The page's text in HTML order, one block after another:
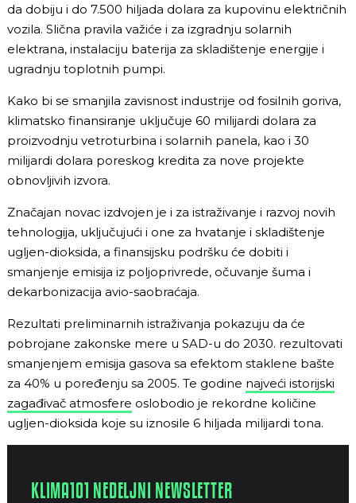
da dobiju i do 7.500 hiljada dolara za kupovinu električnih
vozila. Slična pravila važiće i za izgradnju solarnih
elektrana, instalaciju baterija za skladištenje energije i
ugradnju toplotnih pumpi.
Kako bi se smanjila zavisnost industrije od fosilnih goriva,
klimatsko finansiranje uključuje 60 milijardi dolara za
proizvodnju vetroturbina i solarnih panela, kao i 30
milijardi dolara poreskog kredita za nove projekte
obnovljivih izvora.
Značajan novac izdvojen je i za istraživanje i razvoj novih
tehnologija, uključujući i one za hvatanje i skladištenje
ugljen-dioksida, a finansijsku podršku će dobiti i
smanjenje emisija iz poljoprivrede, očuvanje šuma i
dekarbonizacija avio-saobraćaja.
Rezultati preliminarnih istraživanja pokazuju da će
pobrojane zakonske mere u SAD-u do 2030. rezultovati
smanjenjem emisija gasova sa efektom staklene bašte
za 40% u poređenju sa 2005. Te godine najveći istorijski
zagađivač atmosfere oslobodio je rekordne količine
ugljen-dioksida koje su iznosile 6 hiljada milijardi tona.
KLIMA101 NEDELJNI NEWSLETTER